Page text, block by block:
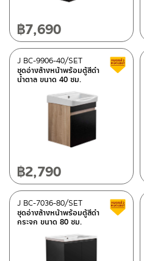
฿7,690
ชุดอ่างล้างหน้าพร้อมตู้สีดำ
น้ำตาล ขนาด 40 ซม.
J BC-9906-40/SET
฿2,790
ชุดอ่างล้างหน้าพร้อมตู้สีดำ
กระจก ขนาด 80 ซม.
J BC-7036-80/SET